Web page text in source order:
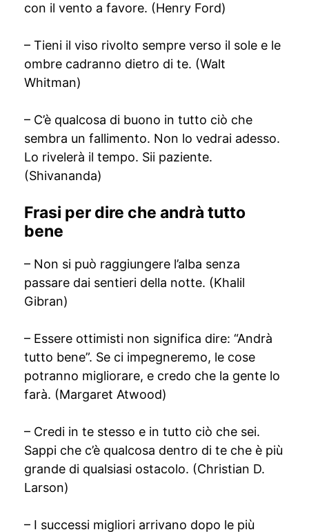
con il vento a favore. (Henry Ford)
– Tieni il viso rivolto sempre verso il sole e le
ombre cadranno dietro di te. (Walt
Whitman)
– C’è qualcosa di buono in tutto ciò che
sembra un fallimento. Non lo vedrai adesso.
Lo rivelerà il tempo. Sii paziente.
(Shivananda)
Frasi per dire che andrà tutto
bene
– Non si può raggiungere l’alba senza
passare dai sentieri della notte. (Khalil
Gibran)
– Essere ottimisti non significa dire: “Andrà
tutto bene”. Se ci impegneremo, le cose
potranno migliorare, e credo che la gente lo
farà. (Margaret Atwood)
– Credi in te stesso e in tutto ciò che sei.
Sappi che c’è qualcosa dentro di te che è più
grande di qualsiasi ostacolo. (Christian D.
Larson)
– I successi migliori arrivano dopo le più